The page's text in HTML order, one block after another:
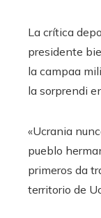
La crítica
presidente
la campaa
la sorprendi
«Ucrania
pueblo
primeros da
territorio de